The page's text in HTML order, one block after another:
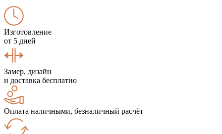
Изготовление
от 5 дней
Замер, дизайн
и доставка бесплатно
Оплата наличными, безналичный расчёт